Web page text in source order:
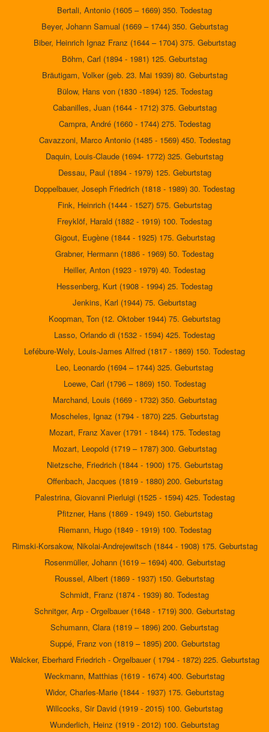
Bertali, Antonio (1605 – 1669) 350. Todestag
Beyer, Johann Samual (1669 – 1744) 350. Geburtstag
Biber, Heinrich Ignaz Franz (1644 – 1704) 375. Geburtstag
Böhm, Carl (1894 - 1981) 125. Geburtstag
Bräutigam, Volker (geb. 23. Mai 1939) 80. Geburtstag
Bülow, Hans von (1830 -1894) 125. Todestag
Cabanilles, Juan (1644 - 1712) 375. Geburtstag
Campra, André (1660 - 1744) 275. Todestag
Cavazzoni, Marco Antonio (1485 - 1569) 450. Todestag
Daquin, Louis-Claude (1694- 1772) 325. Geburtstag
Dessau, Paul (1894 - 1979) 125. Geburtstag
Doppelbauer, Joseph Friedrich (1818 - 1989) 30. Todestag
Fink, Heinrich (1444 - 1527) 575. Geburtstag
Freyklöf, Harald (1882 - 1919) 100. Todestag
Gigout, Eugène (1844 - 1925) 175. Geburtstag
Grabner, Hermann (1886 - 1969) 50. Todestag
Heiller, Anton (1923 - 1979) 40. Todestag
Hessenberg, Kurt (1908 - 1994) 25. Todestag
Jenkins, Karl (1944) 75. Geburtstag
Koopman, Ton (12. Oktober 1944) 75. Geburtstag
Lasso, Orlando di (1532 - 1594) 425. Todestag
Lefébure-Wely, Louis-James Alfred (1817 - 1869) 150. Todestag
Leo, Leonardo (1694 – 1744) 325. Geburtstag
Loewe, Carl (1796 – 1869) 150. Todestag
Marchand, Louis (1669 - 1732) 350. Geburtstag
Moscheles, Ignaz (1794 - 1870) 225. Geburtstag
Mozart, Franz Xaver (1791 - 1844) 175. Todestag
Mozart, Leopold (1719 – 1787) 300. Geburtstag
Nietzsche, Friedrich (1844 - 1900) 175. Geburtstag
Offenbach, Jacques (1819 - 1880) 200. Geburtstag
Palestrina, Giovanni Pierluigi (1525 - 1594) 425. Todestag
Pfitzner, Hans (1869 - 1949) 150. Geburtstag
Riemann, Hugo (1849 - 1919) 100. Todestag
Rimski-Korsakow, Nikolai-Andrejewitsch (1844 - 1908) 175. Geburtstag
Rosenmüller, Johann (1619 – 1694) 400. Geburtstag
Roussel, Albert (1869 - 1937) 150. Geburtstag
Schmidt, Franz (1874 - 1939) 80. Todestag
Schnitger, Arp - Orgelbauer (1648 - 1719) 300. Geburtstag
Schumann, Clara (1819 – 1896) 200. Geburtstag
Suppé, Franz von (1819 – 1895) 200. Geburtstag
Walcker, Eberhard Friedrich - Orgelbauer ( 1794 - 1872) 225. Geburtstag
Weckmann, Matthias (1619 - 1674) 400. Geburtstag
Widor, Charles-Marie (1844 - 1937) 175. Geburtstag
Willcocks, Sir David (1919 - 2015) 100. Geburtstag
Wunderlich, Heinz (1919 - 2012) 100. Geburtstag